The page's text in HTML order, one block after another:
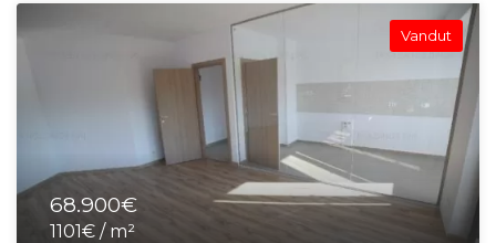
Vandut
68.900€
1101€ / m²